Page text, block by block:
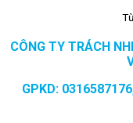
CÔNG TY TRÁCH
GPKD: